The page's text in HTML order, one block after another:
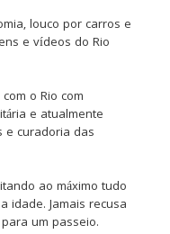
louco por carros e
e vídeos do Rio
o Rio com
e atualmente
e curadoria das
ao máximo tudo
idade. Jamais recusa
um passeio.